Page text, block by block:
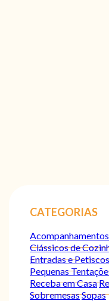
CATEGORIAS
Acompanhamentos
Clássicos de
Entradas e Petiscos
Pequenas
Receba em Casa
SobremesasSopas